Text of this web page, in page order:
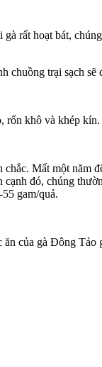
rất hoạt bát,
chuồng trại sạch sẽ
rốn khô và khép kín.
Mất một năm
đó, chúng
gam/quả.
của gà Đông Tảo